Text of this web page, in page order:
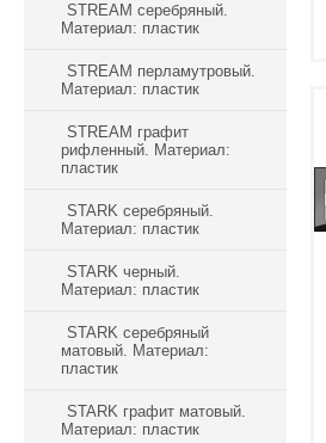
STREAM серебряный.
Материал: пластик
STREAM перламутровый.
Материал: пластик
STREAM графит
рифленный. Материал:
пластик
STARK серебряный.
Материал: пластик
STARK черный.
Материал: пластик
STARK серебряный
матовый. Материал:
пластик
STARK графит матовый.
Материал: пластик